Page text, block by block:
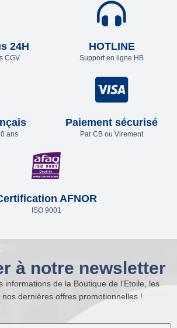
24H
CGV
HOTLINE
Support en ligne HB
ans
Paiement sécurisé
Par CB ou Virement
AFNOR
ISO 9001
à notre newsletter
informations de la Boutique de l’Etoile, les
nos dernières offres promotionnelles !